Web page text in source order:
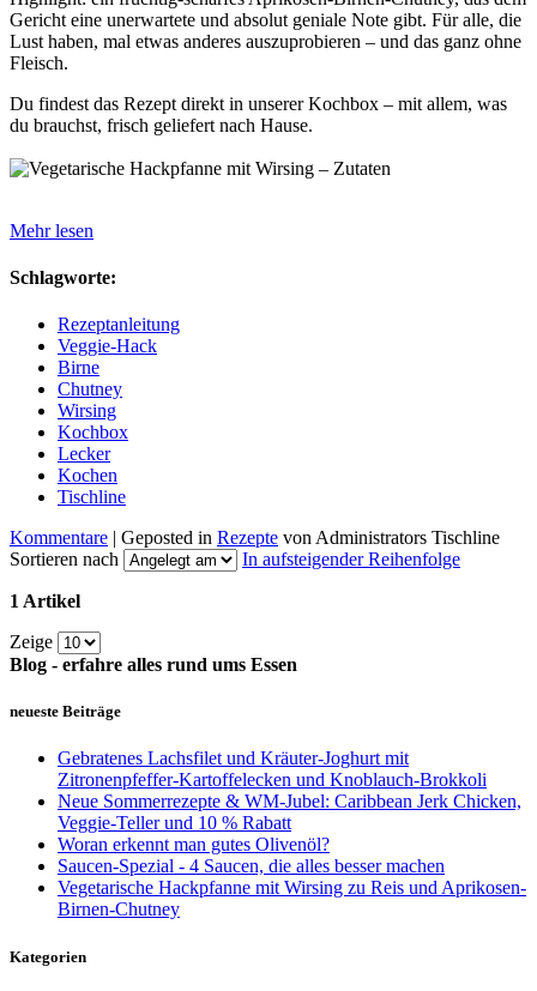
Gericht eine unerwartete und absolut geniale Note gibt. Für alle, die
Lust haben, mal etwas anderes auszuprobieren – und das ganz ohne
Fleisch.
Du findest das Rezept direkt in unserer Kochbox – mit allem, was
du brauchst, frisch geliefert nach Hause.
Mehr lesen
Schlagworte:
Rezeptanleitung
Veggie-Hack
Birne
Chutney
Wirsing
Kochbox
Lecker
Kochen
Tischline
Kommentare | Geposted in Rezepte von Administrators Tischline
Sortieren nach
In aufsteigender Reihenfolge
1 Artikel
Zeige
Blog - erfahre alles rund ums Essen
neueste Beiträge
Gebratenes Lachsfilet und Kräuter-Joghurt mit
Zitronenpfeffer-Kartoffelecken und Knoblauch-Brokkoli
Neue Sommerrezepte & WM-Jubel: Caribbean Jerk Chicken,
Veggie-Teller und 10 % Rabatt
Woran erkennt man gutes Olivenöl?
Saucen-Spezial - 4 Saucen, die alles besser machen
Vegetarische Hackpfanne mit Wirsing zu Reis und Aprikosen-
Birnen-Chutney
Kategorien